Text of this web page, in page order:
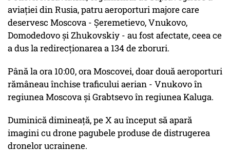
aviației din Rusia, patru aeroporturi majore care
deservesc Moscova - Șeremetievo, Vnukovo,
Domodedovo și Zhukovskiy - au fost afectate, ceea ce
a dus la redirecționarea a 134 de zboruri.
Până la ora 10:00, ora Moscovei, doar două aeroporturi
rămâneau închise traficului aerian - Vnukovo în
regiunea Moscova și Grabtsevo în regiunea Kaluga.
Duminică dimineață, pe X au început să apară
imagini cu drone pagubele produse de distrugerea
dronelor ucrainene.